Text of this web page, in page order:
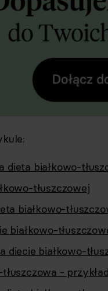
dieta białkowo-
tłuszczowej
białkowo-
białkowo-
diecie białkowo-
-